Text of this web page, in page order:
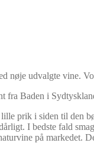
udvalgte vine.
fra Baden i
prik i siden til den
I bedste fald
på markedet.